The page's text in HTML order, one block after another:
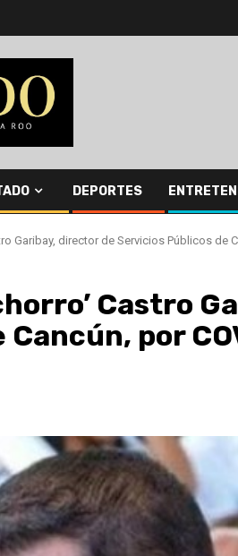
DEPORTES
Garibay, director de Servicios Públicos de
Castro
por